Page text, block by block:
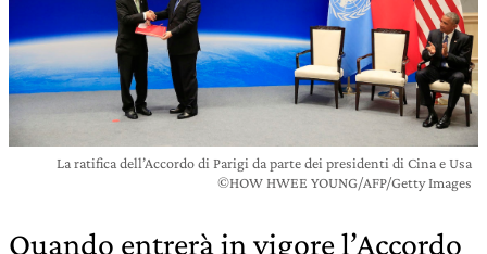
La ratifica dell’Accordo di Parigi da parte dei presidenti di Cina e Usa
©HOW HWEE YOUNG/AFP/Getty Images
Quando entrerà in vigore l’Accordo